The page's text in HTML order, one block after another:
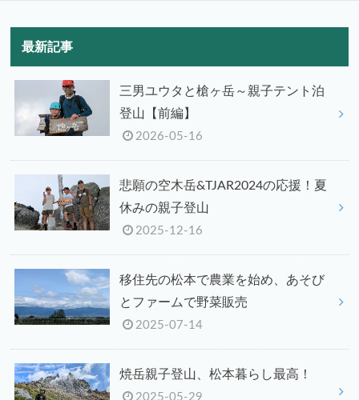
最新記事
三男ユウタと槍ヶ岳～親子テント泊
登山【前編】
2026-05-16
悲願の空木岳&TJAR2024の応援！夏
休みの親子登山
2025-12-16
移住先の松本で農業を始め、あそび
とファームで野菜販売
2025-07-14
焼岳親子登山、松本暮らし最高！
2025-05-29